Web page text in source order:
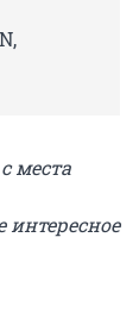
места
интересное